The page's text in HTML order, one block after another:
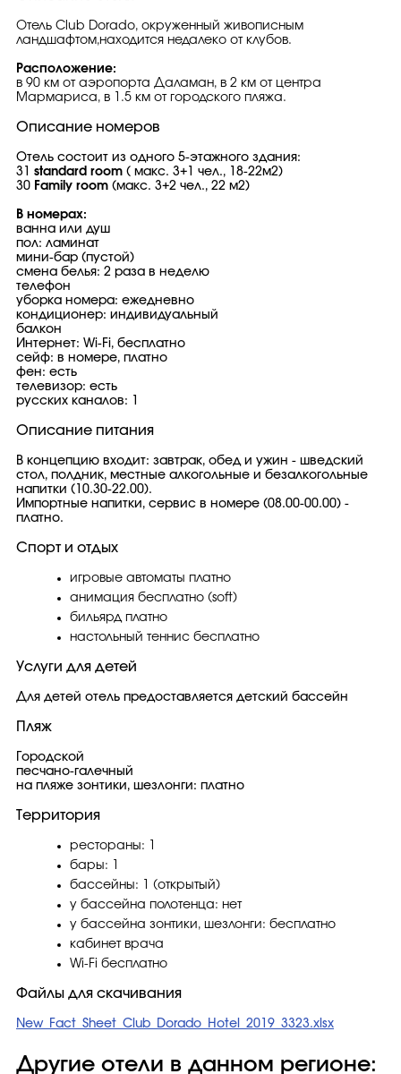
Отель Club Dorado, окруженный живописным
ландшафтом,находится недалеко от клубов.
Расположение:
в 90 км от аэропорта Даламан, в 2 км от центра
Мармариса, в 1.5 км от городского пляжа.
Описание номеров
Отель состоит из одного 5-этажного здания:
31 standard room ( макс. 3+1 чел., 18-22м2)
30 Family room (макс. 3+2 чел., 22 м2)
В номерах:
ванна или душ
пол: ламинат
мини-бар (пустой)
смена белья: 2 раза в неделю
телефон
уборка номера: ежедневно
кондиционер: индивидуальный
балкон
Интернет: Wi-Fi, бесплатно
сейф: в номере, платно
фен: есть
телевизор: есть
русских каналов: 1
Описание питания
В концепцию входит: завтрак, обед и ужин - шведский
стол, полдник, местные алкогольные и безалкогольные
напитки (10.30-22.00).
Импортные напитки, сервис в номере (08.00-00.00) -
платно.
Спорт и отдых
игровые автоматы платно
анимация бесплатно (soft)
бильярд платно
настольный теннис бесплатно
Услуги для детей
Для детей отель предоставляетcя детский бассейн
Пляж
Городской
песчано-галечный
на пляже зонтики, шезлонги: платно
Территория
рестораны: 1
бары: 1
бассейны: 1 (открытый)
у бассейна полотенца: нет
у бассейна зонтики, шезлонги: бесплатно
кабинет врача
Wi-Fi бесплатно
Файлы для скачивания
New_Fact_Sheet_Club_Dorado_Hotel_2019_3323.xlsx
Другие отели в данном регионе: